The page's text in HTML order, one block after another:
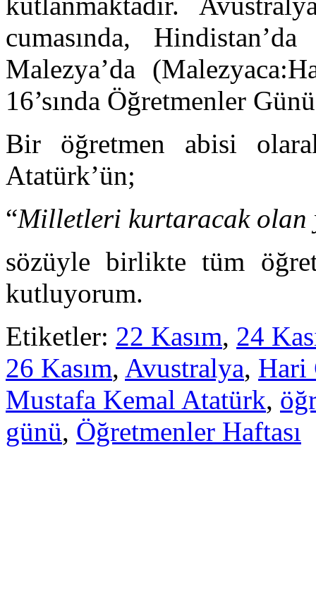
cumasında,
Malezya’da
16’sında Öğretmenler
Bir öğretmen abisi
Atatürk’ün;
“Milletleri kurtaracak olan
sözüyle birlikte tüm
kutluyorum.
Etiketler: 22 Kasım, 24
26 Kasım, Avustralya, Hari
Mustafa Kemal Atatürk,
günü, Öğretmenler Haftası